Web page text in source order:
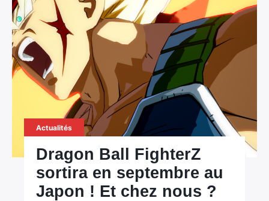
Actualités
Dragon Ball FighterZ
sortira en septembre au
Japon ! Et chez nous ?